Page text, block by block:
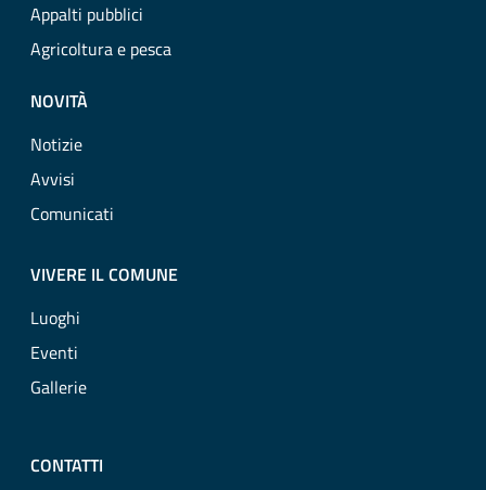
Appalti pubblici
Agricoltura e pesca
NOVITÀ
Notizie
Avvisi
Comunicati
VIVERE IL COMUNE
Luoghi
Eventi
Gallerie
CONTATTI